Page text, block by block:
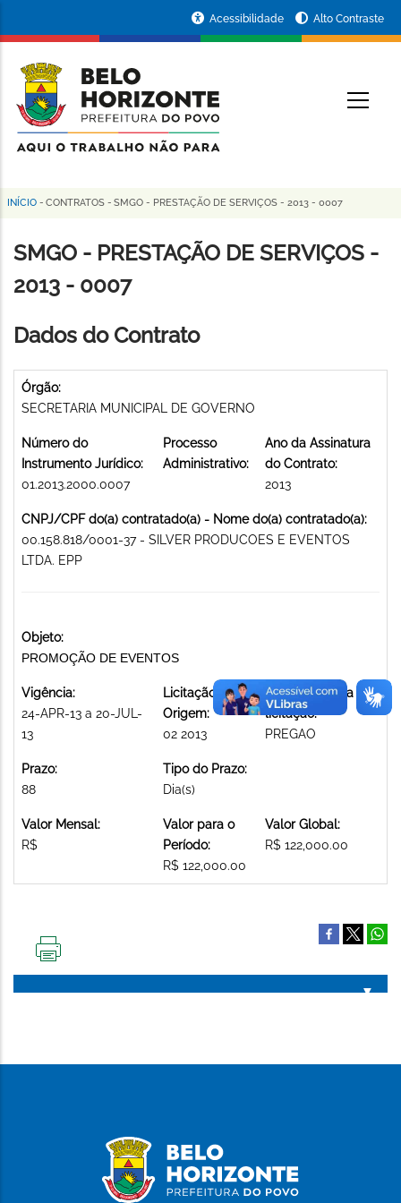
conteúdo
principal
da
Prefeitura
de
Horizonte
Acessibilidade Alto Contraste
Trilha
de
navegação
INÍCIO - CONTRATOS - SMGO - PRESTAÇÃO DE SERVIÇOS - 2013 - 0007
SMGO - PRESTAÇÃO DE SERVIÇOS -
2013 - 0007
Dados do Contrato
Órgão:
SECRETARIA MUNICIPAL DE GOVERNO
Número do
Instrumento Jurídico:
01.2013.2000.0007
Processo
Administrativo:
Ano da Assinatura
do Contrato:
2013
CNPJ/CPF do(a) contratado(a) - Nome do(a) contratado(a):
00.158.818/0001-37 - SILVER PRODUCOES E EVENTOS
LTDA. EPP
Objeto:
PROMOÇÃO DE EVENTOS
Vigência:
24-APR-13 a 20-JUL-
13
Licitação de
Origem:
02 2013
Modalidade da
licitação:
PREGAO
Prazo:
88
Tipo do Prazo:
Dia(s)
Valor Mensal:
R$
Valor para o
Período:
R$ 122,000.00
Valor Global:
R$ 122,000.00
PÁGINA